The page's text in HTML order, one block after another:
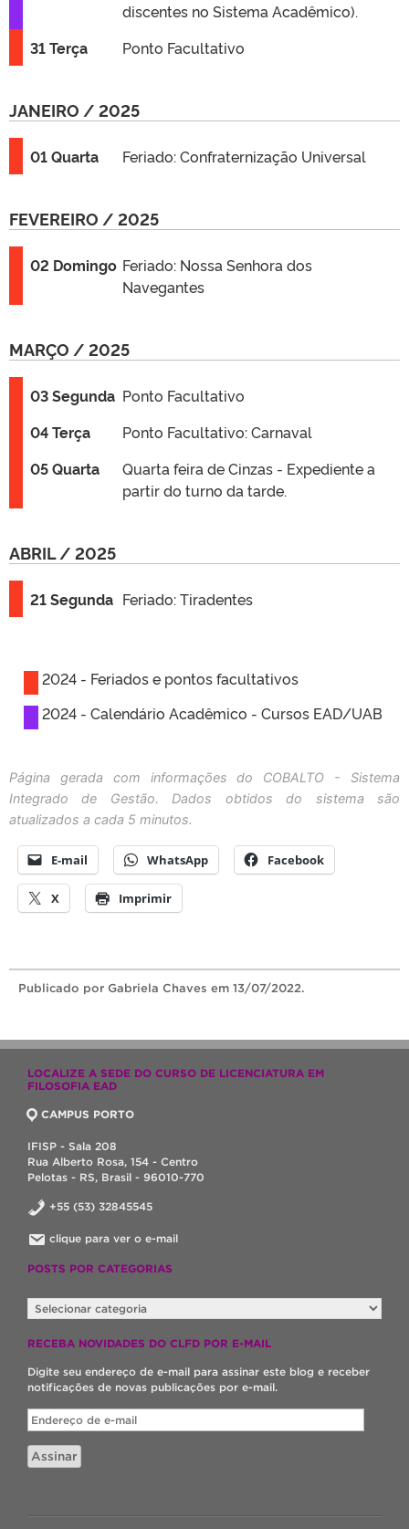
discentes no Sistema Acadêmico).
31 Terça
Ponto Facultativo
JANEIRO / 2025
01 Quarta Feriado: Confraternização Universal
FEVEREIRO / 2025
02 Domingo Feriado: Nossa Senhora dos
Navegantes
MARÇO / 2025
03 Segunda Ponto Facultativo
04 Terça
Ponto Facultativo: Carnaval
05 Quarta
Quarta feira de Cinzas - Expediente a
partir do turno da tarde.
ABRIL / 2025
21 Segunda Feriado: Tiradentes
2024 - Feriados e pontos facultativos
2024 - Calendário Acadêmico - Cursos EAD/UAB
Página gerada com informações do COBALTO - Sistema
Integrado de Gestão. Dados obtidos do sistema são
atualizados a cada 5 minutos.
E-mail WhatsApp Facebook
X Imprimir
Publicado por Gabriela Chaves em 13/07/2022.
LOCALIZE A SEDE DO CURSO DE LICENCIATURA EM
FILOSOFIA EAD
CAMPUS PORTO
IFISP - Sala 208
Rua Alberto Rosa, 154 - Centro
Pelotas - RS, Brasil - 96010-770
+55 (53) 32845545
clique para ver o e-mail
POSTS POR CATEGORIAS
POR
CATEGORIAS
RECEBA NOVIDADES DO CLFD POR E-MAIL
Digite seu endereço de e-mail para assinar este blog e receber
notificações de novas publicações por e-mail.
Endereço
de
e-
mail
Assinar